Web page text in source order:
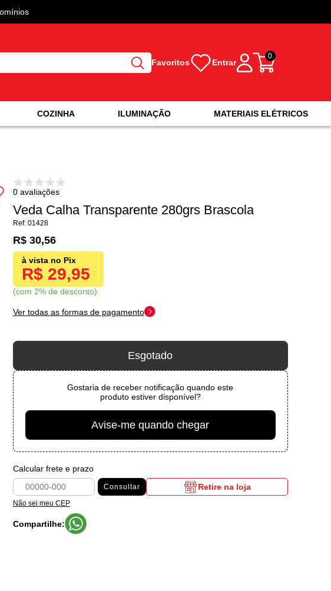
Favoritos Entrar
0
COZINHA ILUMINAÇÃO MATERIAIS ELÉTRICOS
0 avaliações
Veda Calha Transparente 280grs Brascola
01428
R$ 29,95
com 2% de desconto
R$ 30,56
Ver todas as formas de pagamento
Esgotado
Gostaria de receber notificação quando este
produto estiver disponível?
Avise-me quando chegar
Calcular frete e prazo
Consultar
Não sei meu CEP
Retire na loja
Compartilhe: